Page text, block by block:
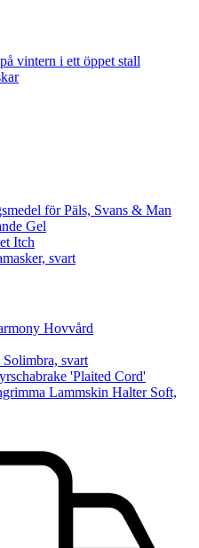
vintern i ett öppet stall
för Päls, Svans & Man
Gel
Itch
svart
Hovvård
svart
'Plaited Cord'
Lammskin Halter Soft,